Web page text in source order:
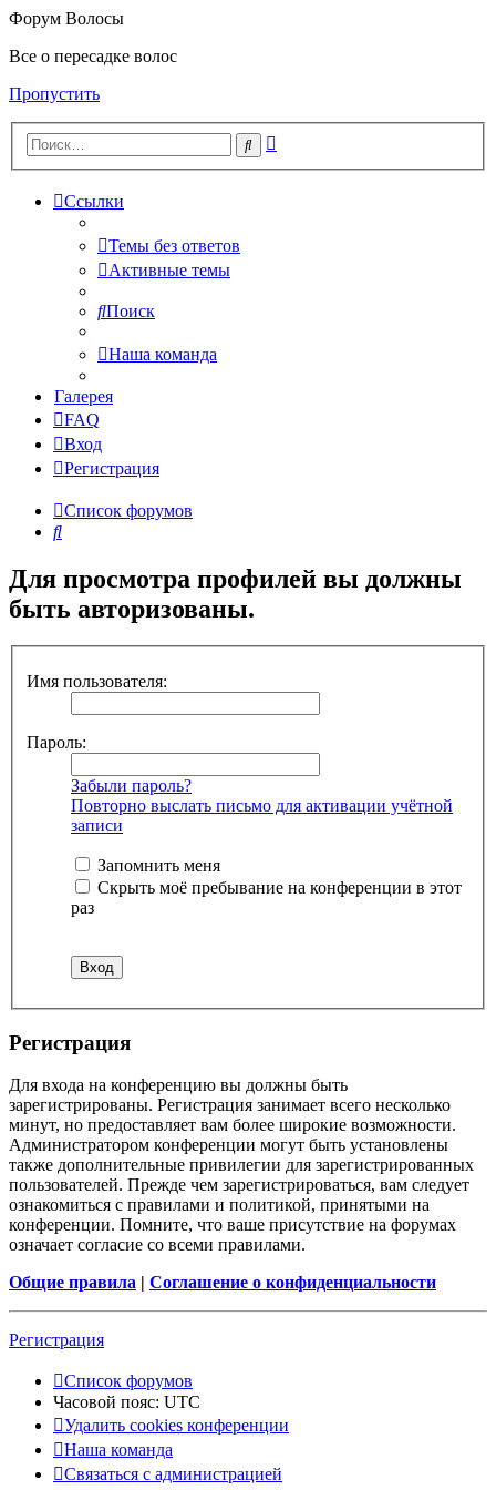
Форум Волосы
Все о пересадке волос
Пропустить
Поиск
Ссылки
Темы без ответов
Активные темы
Поиск
Наша команда
Галерея
FAQ
Вход
Регистрация
Список форумов
Поиск
Для просмотра профилей вы должны
быть авторизованы.
Имя пользователя:
Пароль:
Забыли пароль?
Повторно выслать письмо для активации учётной
записи
Запомнить меня
Скрыть моё пребывание на конференции в этот
раз
Регистрация
Для входа на конференцию вы должны быть
зарегистрированы. Регистрация занимает всего несколько
минут, но предоставляет вам более широкие возможности.
Администратором конференции могут быть установлены
также дополнительные привилегии для зарегистрированных
пользователей. Прежде чем зарегистрироваться, вам следует
ознакомиться с правилами и политикой, принятыми на
конференции. Помните, что ваше присутствие на форумах
означает согласие со всеми правилами.
Общие правила | Соглашение о конфиденциальности
Регистрация
Список форумов
Часовой пояс: UTC
Удалить cookies конференции
Наша команда
Связаться с администрацией